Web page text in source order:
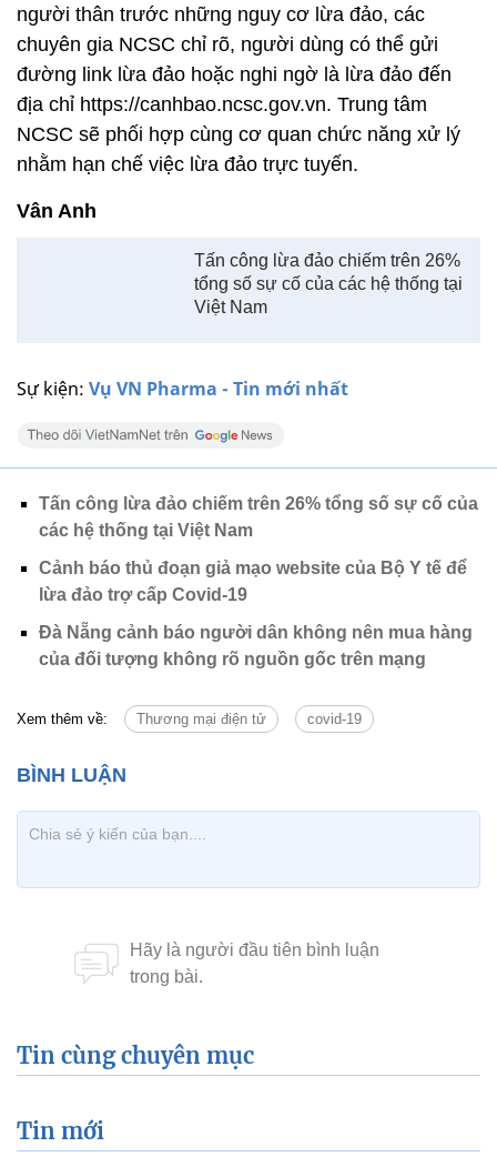
Sự kiện: Vụ VN Pharma - Tin mới nhất
người thân trước những nguy cơ lừa đảo, các
chuyên gia NCSC chỉ rõ, người dùng có thể gửi
đường link lừa đảo hoặc nghi ngờ là lừa đảo đến
địa chỉ https://canhbao.ncsc.gov.vn. Trung tâm
NCSC sẽ phối hợp cùng cơ quan chức năng xử lý
nhằm hạn chế việc lừa đảo trực tuyến.
Vân Anh
Tấn công lừa đảo chiếm trên 26%
tổng số sự cố của các hệ thống tại
Việt Nam
Tấn công lừa đảo chiếm trên 26% tổng số sự cố của
các hệ thống tại Việt Nam
Cảnh báo thủ đoạn giả mạo website của Bộ Y tế để
lừa đảo trợ cấp Covid-19
Đà Nẵng cảnh báo người dân không nên mua hàng
của đối tượng không rõ nguồn gốc trên mạng
Xem thêm về: Thương mại điện tử covid-19
Tin cùng chuyên mục
Tin mới